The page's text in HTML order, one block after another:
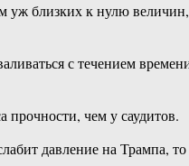
уж близких к нулю величин,
с течением
прочности, чем у саудитов.
давление на Трампа, то